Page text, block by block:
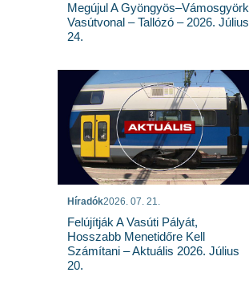
Megújul A Gyöngyös–Vámosgyörk
Vasútvonal – Tallózó – 2026. Július
24.
Híradók2026. 07. 21.
Felújítják A Vasúti Pályát,
Hosszabb Menetidőre Kell
Számítani – Aktuális 2026. Július
20.